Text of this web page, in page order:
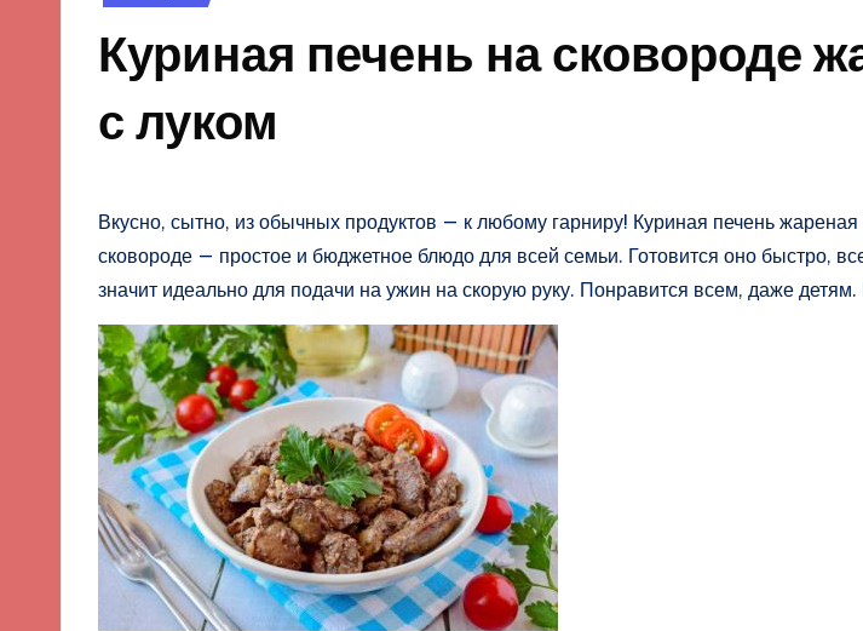
Куриная печень на сковороде
с луком
Вкусно, сытно, из обычных продуктов — к любому гарниру! Куриная печень жареная
сковороде — простое и бюджетное блюдо для всей семьи. Готовится оно быстро,
значит идеально для подачи на ужин на скорую руку. Понравится всем, даже